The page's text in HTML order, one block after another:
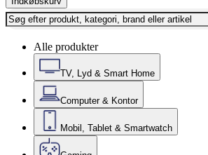
Alle produkter
TV, Lyd & Smart Home
Computer & Kontor
Mobil, Tablet & Smartwatch